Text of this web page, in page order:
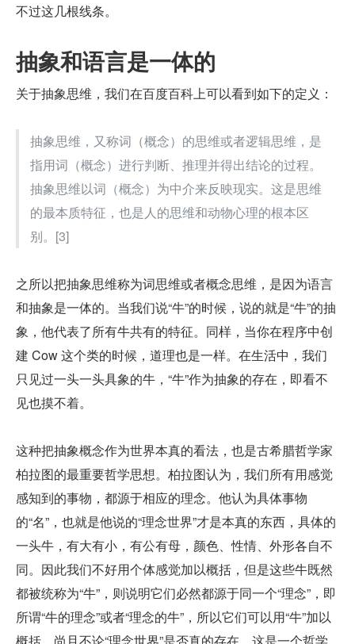
不过这几根线条。
抽象和语言是一体的
关于抽象思维，我们在百度百科上可以看到如下的定义：
抽象思维，又称词（概念）的思维或者逻辑思维，是
指用词（概念）进行判断、推理并得出结论的过程。
抽象思维以词（概念）为中介来反映现实。这是思维
的最本质特征，也是人的思维和动物心理的根本区
别。[3]
之所以把抽象思维称为词思维或者概念思维，是因为语言
和抽象是一体的。当我们说“牛”的时候，说的就是“牛”的抽
象，他代表了所有牛共有的特征。同样，当你在程序中创
建 Cow 这个类的时候，道理也是一样。在生活中，我们
只见过一头一头具象的牛，“牛”作为抽象的存在，即看不
见也摸不着。
这种把抽象概念作为世界本真的看法，也是古希腊哲学家
柏拉图的最重要哲学思想。柏拉图认为，我们所有用感觉
感知到的事物，都源于相应的理念。他认为具体事物
的“名”，也就是他说的“理念世界”才是本真的东西，具体的
一头牛，有大有小，有公有母，颜色、性情、外形各自不
同。因此我们不好用个体感觉加以概括，但是这些牛既然
都被统称为“牛”，则说明它们必然都源于同一个“理念”，即
所谓“牛的理念”或者“理念的牛”，所以它们可以用“牛”加以
概括。尚且不论“理念世界”是否真的存在，这是一个哲学